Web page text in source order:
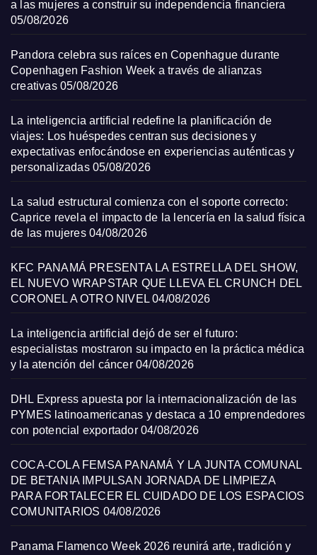
a las mujeres a construir su independencia financiera
05/08/2026
Pandora celebra sus raíces en Copenhague durante
Copenhagen Fashion Week a través de alianzas
creativas 05/08/2026
La inteligencia artificial redefine la planificación de
viajes: Los huéspedes centran sus decisiones y
expectativas enfocándose en experiencias auténticas y
personalizadas 05/08/2026
La salud estructural comienza con el soporte correcto:
Caprice revela el impacto de la lencería en la salud física
de las mujeres 04/08/2026
KFC PANAMÁ PRESENTA LA ESTRELLA DEL SHOW,
EL NUEVO WRAPSTAR QUE LLEVA EL CRUNCH DEL
CORONEL A OTRO NIVEL 04/08/2026
La inteligencia artificial dejó de ser el futuro:
especialistas mostraron su impacto en la práctica médica
y la atención del cáncer 04/08/2026
DHL Express apuesta por la internacionalización de las
PYMES latinoamericanas y destaca a 10 emprendedores
con potencial exportador 04/08/2026
COCA-COLA FEMSA PANAMÁ Y LA JUNTA COMUNAL
DE BETANIA IMPULSAN JORNADA DE LIMPIEZA
PARA FORTALECER EL CUIDADO DE LOS ESPACIOS
COMUNITARIOS 04/08/2026
Panama Flamenco Week 2026 reunirá arte, tradición y